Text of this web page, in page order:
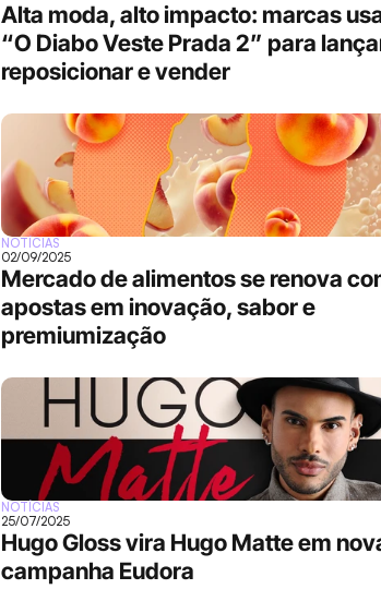
Alta moda, alto impacto: marcas
“O Diabo Veste Prada 2” para
reposicionar e vender
NOTÍCIAS
02/09/2025
Mercado de alimentos se renova
apostas em inovação, sabor e
premiumização
NOTÍCIAS
25/07/2025
Hugo Gloss vira Hugo Matte em
campanha Eudora